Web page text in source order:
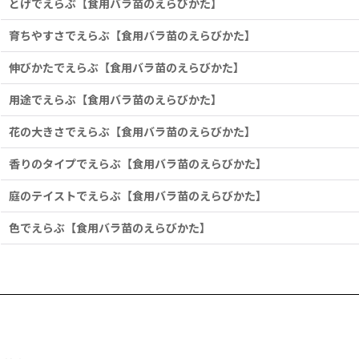
とげでえらぶ【食用バラ苗のえらびかた】
育ちやすさでえらぶ【食用バラ苗のえらびかた】
伸びかたでえらぶ【食用バラ苗のえらびかた】
用途でえらぶ【食用バラ苗のえらびかた】
花の大きさでえらぶ【食用バラ苗のえらびかた】
香りのタイプでえらぶ【食用バラ苗のえらびかた】
庭のテイストでえらぶ【食用バラ苗のえらびかた】
色でえらぶ【食用バラ苗のえらびかた】